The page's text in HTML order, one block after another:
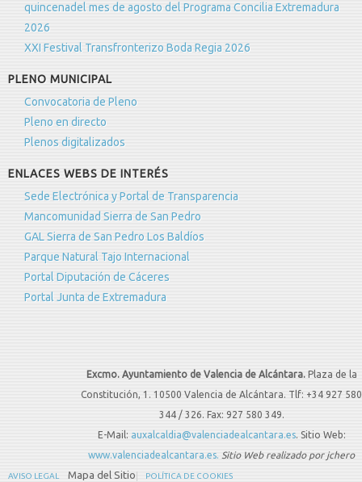
quincenadel mes de agosto del Programa Concilia Extremadura
2026
XXI Festival Transfronterizo Boda Regia 2026
PLENO MUNICIPAL
Convocatoria de Pleno
Pleno en directo
Plenos digitalizados
ENLACES WEBS DE INTERÉS
Sede Electrónica y Portal de Transparencia
Mancomunidad Sierra de San Pedro
GAL Sierra de San Pedro Los Baldíos
Parque Natural Tajo Internacional
Portal Diputación de Cáceres
Portal Junta de Extremadura
Excmo. Ayuntamiento de Valencia de Alcántara. Plaza de la
Constitución, 1. 10500 Valencia de Alcántara. Tlf: +34 927 580
344 / 326. Fax: 927 580 349.
E-Mail: auxalcaldia@valenciadealcantara.es. Sitio Web:
www.valenciadealcantara.es. Sitio Web realizado por jchero
AVISO LEGAL Mapa del Sitio POLÍTICA DE COOKIES